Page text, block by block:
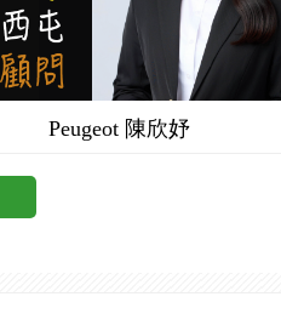
Peugeot 陳欣妤